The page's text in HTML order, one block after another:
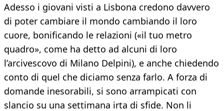
Adesso i giovani visti a Lisbona credono davvero
di poter cambiare il mondo cambiando il loro
cuore, bonificando le relazioni («il tuo metro
quadro», come ha detto ad alcuni di loro
l’arcivescovo di Milano Delpini), e anche chiedendo
conto di quel che diciamo senza farlo. A forza di
domande inesorabili, si sono arrampicati con
slancio su una settimana irta di sfide. Non li